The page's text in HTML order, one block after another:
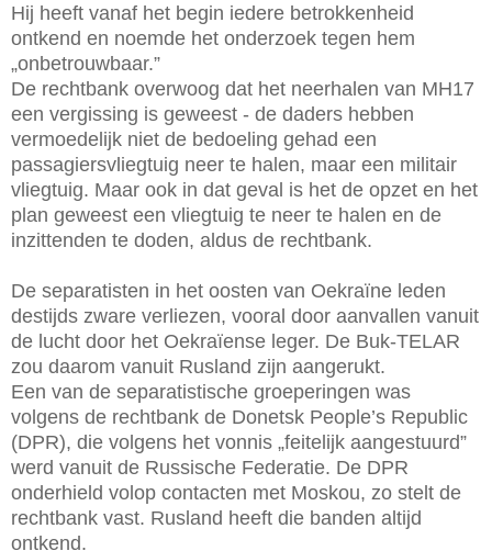
Hij heeft vanaf het begin iedere betrokkenheid
ontkend en noemde het onderzoek tegen hem
„onbetrouwbaar.”
De rechtbank overwoog dat het neerhalen van MH17
een vergissing is geweest - de daders hebben
vermoedelijk niet de bedoeling gehad een
passagiersvliegtuig neer te halen, maar een militair
vliegtuig. Maar ook in dat geval is het de opzet en het
plan geweest een vliegtuig te neer te halen en de
inzittenden te doden, aldus de rechtbank.
De separatisten in het oosten van Oekraïne leden
destijds zware verliezen, vooral door aanvallen vanuit
de lucht door het Oekraïense leger. De Buk-TELAR
zou daarom vanuit Rusland zijn aangerukt.
Een van de separatistische groeperingen was
volgens de rechtbank de Donetsk People’s Republic
(DPR), die volgens het vonnis „feitelijk aangestuurd”
werd vanuit de Russische Federatie. De DPR
onderhield volop contacten met Moskou, zo stelt de
rechtbank vast. Rusland heeft die banden altijd
ontkend.